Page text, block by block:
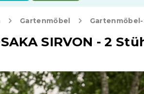
Gartenmöbel
SIRVON - 2